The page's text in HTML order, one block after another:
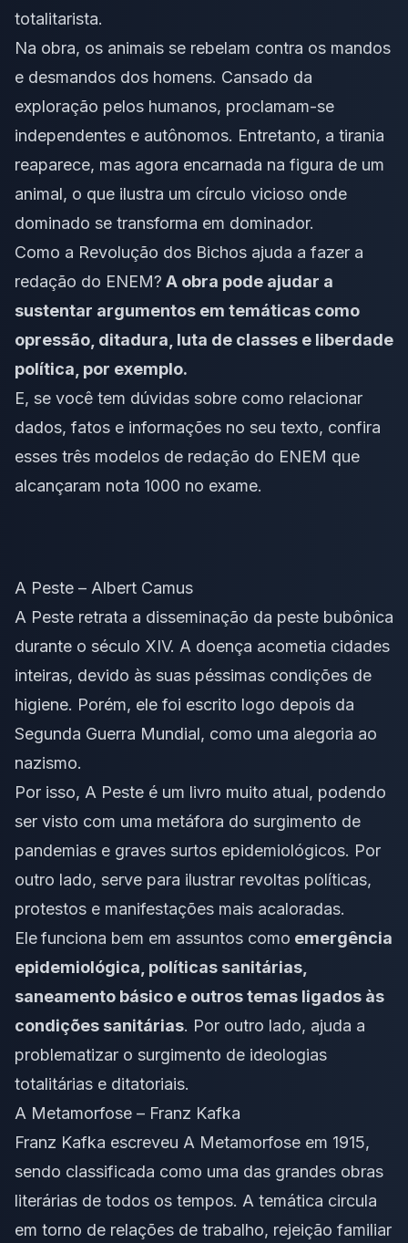
totalitarista.
Na obra, os animais se rebelam contra os mandos
e desmandos dos homens. Cansado da
exploração pelos humanos, proclamam-se
independentes e autônomos. Entretanto, a tirania
reaparece, mas agora encarnada na figura de um
animal, o que ilustra um círculo vicioso onde
dominado se transforma em dominador.
Como a Revolução dos Bichos ajuda a fazer a
redação do ENEM? A obra pode ajudar a
sustentar argumentos em temáticas como
opressão, ditadura, luta de classes e liberdade
política, por exemplo.
E, se você tem dúvidas sobre como relacionar
dados, fatos e informações no seu texto, confira
esses três modelos de redação do ENEM que
alcançaram nota 1000 no exame.
A Peste – Albert Camus
A Peste retrata a disseminação da peste bubônica
durante o século XIV. A doença acometia cidades
inteiras, devido às suas péssimas condições de
higiene. Porém, ele foi escrito logo depois da
Segunda Guerra Mundial, como uma alegoria ao
nazismo.
Por isso, A Peste é um livro muito atual, podendo
ser visto com uma metáfora do surgimento de
pandemias e graves surtos epidemiológicos. Por
outro lado, serve para ilustrar revoltas políticas,
protestos e manifestações mais acaloradas.
Elefunciona bem em assuntos como emergência
epidemiológica, políticas sanitárias,
saneamento básico e outros temas ligados às
condições sanitárias. Por outro lado, ajuda a
problematizar o surgimento de ideologias
totalitárias e ditatoriais.
A Metamorfose – Franz Kafka
Franz Kafka escreveu A Metamorfose em 1915,
sendo classificada como uma das grandes obras
literárias de todos os tempos. A temática circula
em torno de relações de trabalho, rejeição familiar